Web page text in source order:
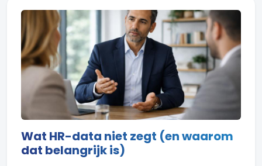
Wat HR-data niet zegt (en waarom
dat belangrijk is)